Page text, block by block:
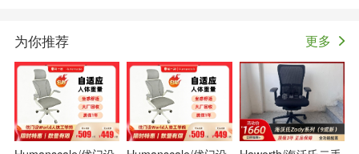
为你推荐 更多